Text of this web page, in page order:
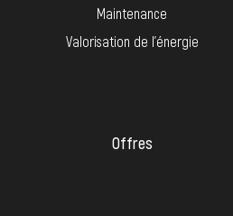
Maintenance
Valorisation de l’énergie
Offres